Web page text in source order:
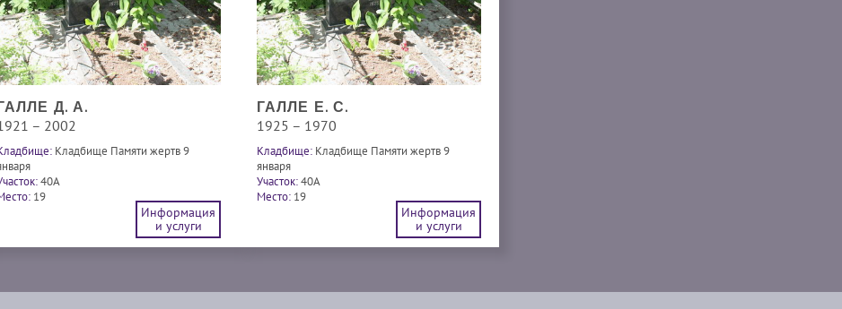
Д. А.
– 2002
Кладбище Памяти жертв 9
40A
19
Информация
и услуги
ГАЛЛЕ Е. С.
1925 – 1970
Кладбище: Кладбище Памяти жертв 9
января
Участок:40A
Место: 19
Информация
и услуги